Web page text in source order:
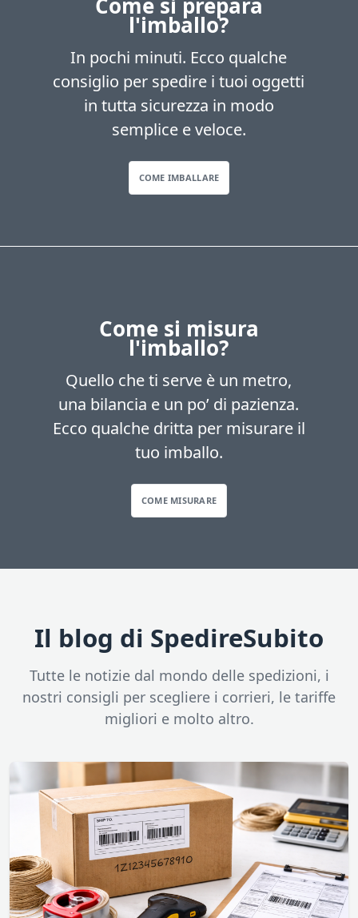
l'imballo?
In pochi minuti. Ecco qualche
consiglio per spedire i tuoi oggetti
in tutta sicurezza in modo
semplice e veloce.
COME IMBALLARE
Come si misura
l'imballo?
Quello che ti serve è un metro,
una bilancia e un po’ di pazienza.
Ecco qualche dritta per misurare il
tuo imballo.
COME MISURARE
Il blog di SpedireSubito
Tutte le notizie dal mondo delle spedizioni, i
nostri consigli per scegliere i corrieri, le tariffe
migliori e molto altro.